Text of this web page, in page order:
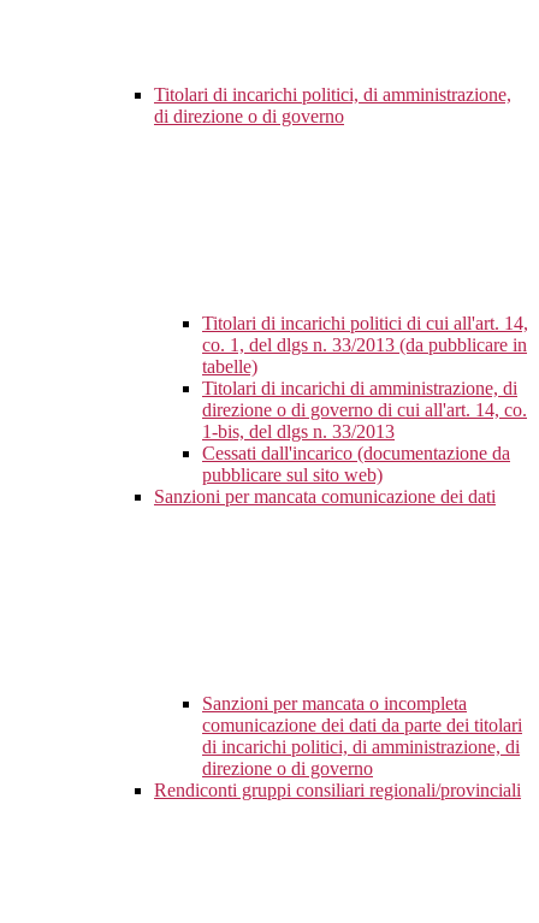
Titolari di incarichi politici, di amministrazione,
di direzione o di governo
Titolari di incarichi politici di cui all'art. 14,
co. 1, del dlgs n. 33/2013 (da pubblicare in
tabelle)
Titolari di incarichi di amministrazione, di
direzione o di governo di cui all'art. 14, co.
1-bis, del dlgs n. 33/2013
Cessati dall'incarico (documentazione da
pubblicare sul sito web)
Sanzioni per mancata comunicazione dei dati
Sanzioni per mancata o incompleta
comunicazione dei dati da parte dei titolari
di incarichi politici, di amministrazione, di
direzione o di governo
Rendiconti gruppi consiliari regionali/provinciali